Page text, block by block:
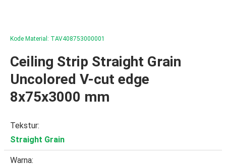
Kode Material: TAV408753000001
Ceiling Strip Straight Grain
Uncolored V-cut edge
8x75x3000 mm
Tekstur:
Straight Grain
Warna: